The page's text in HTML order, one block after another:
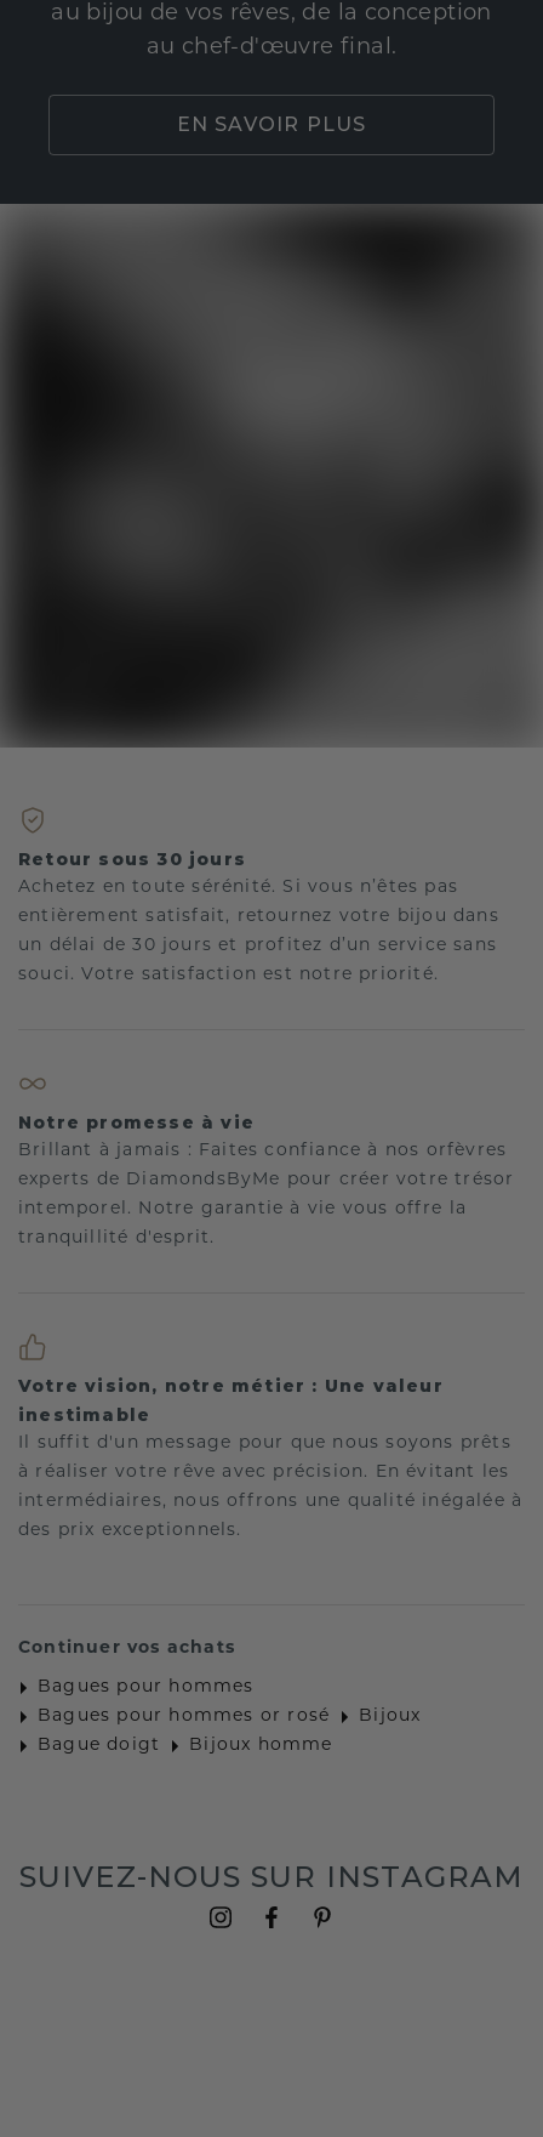
au bijou de vos rêves, de la conception
au chef-d'œuvre final.
EN SAVOIR PLUS
Retour sous 30 jours
Achetez en toute sérénité. Si vous n’êtes pas
entièrement satisfait, retournez votre bijou dans
un délai de 30 jours et profitez d’un service sans
souci. Votre satisfaction est notre priorité.
Notre promesse à vie
Brillant à jamais : Faites confiance à nos orfèvres
experts de DiamondsByMe pour créer votre trésor
intemporel. Notre garantie à vie vous offre la
tranquillité d'esprit.
Votre vision, notre métier : Une valeur
inestimable
Il suffit d'un message pour que nous soyons prêts
à réaliser votre rêve avec précision. En évitant les
intermédiaires, nous offrons une qualité inégalée à
des prix exceptionnels.
Continuer vos achats
Bagues pour hommes
Bagues pour hommes or rosé
Bijoux
Bague doigt
Bijoux homme
SUIVEZ-NOUS SUR INSTAGRAM